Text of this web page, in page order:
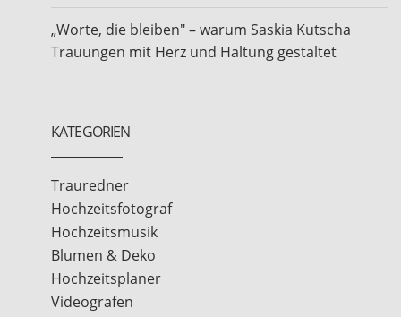
„Worte, die bleiben" – warum Saskia Kutscha
Trauungen mit Herz und Haltung gestaltet
KATEGORIEN
Trauredner
Hochzeitsfotograf
Hochzeitsmusik
Blumen & Deko
Hochzeitsplaner
Videografen